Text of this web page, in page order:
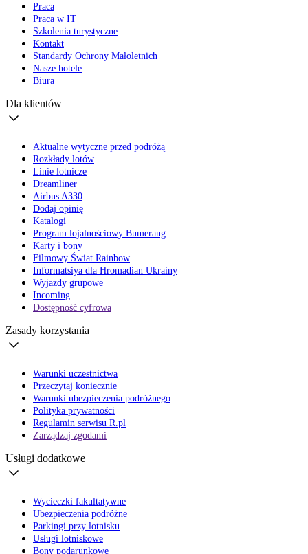
Praca
Praca w IT
Szkolenia turystyczne
Kontakt
Standardy Ochrony Małoletnich
Nasze hotele
Biura
Dla klientów
Aktualne wytyczne przed podróżą
Rozkłady lotów
Linie lotnicze
Dreamliner
Airbus A330
Dodaj opinię
Katalogi
Program lojalnościowy Bumerang
Karty i bony
Filmowy Świat Rainbow
Informatsiya dla Hromadian Ukrainy
Wyjazdy grupowe
Incoming
Dostępność cyfrowa
Zasady korzystania
Warunki uczestnictwa
Przeczytaj koniecznie
Warunki ubezpieczenia podróżnego
Polityka prywatności
Regulamin serwisu R.pl
Zarządzaj zgodami
Usługi dodatkowe
Wycieczki fakultatywne
Ubezpieczenia podróżne
Parkingi przy lotnisku
Usługi lotniskowe
Bony podarunkowe